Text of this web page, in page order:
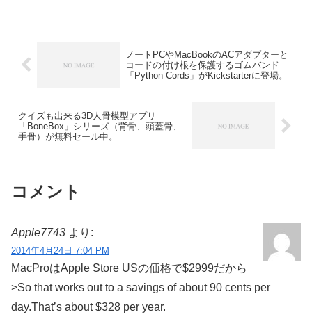
に書き込まれ始めているようです。
ノートPCやMacBookのACアダプターと
コードの付け根を保護するゴムバンド
「Python Cords」がKickstarterに登場。
クイズも出来る3D人骨模型アプリ
「BoneBox」シリーズ（背骨、頭蓋骨、
手骨）が無料セール中。
コメント
Apple7743 より:
2014年4月24日 7:04 PM
MacProはApple Store USの価格で$2999だから
>So that works out to a savings of about 90 cents per
day.That’s about $328 per year.